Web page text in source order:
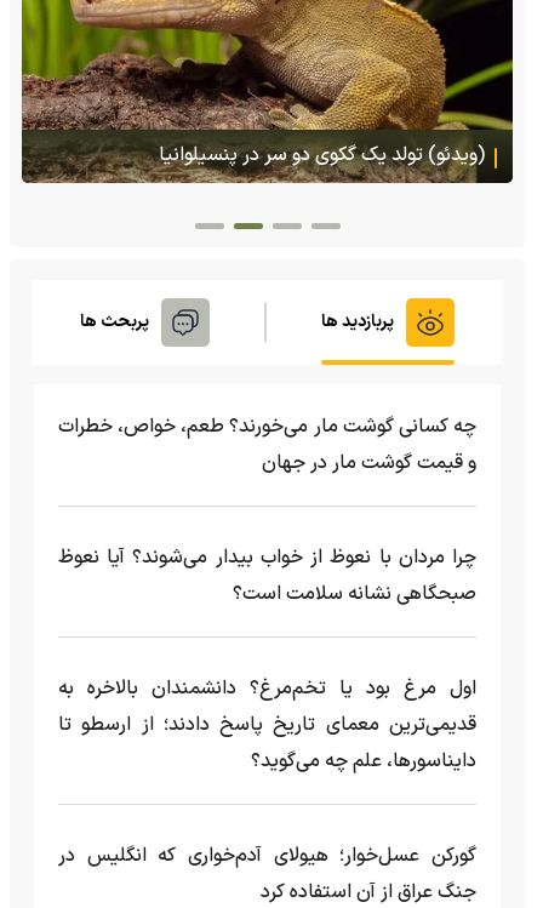
هجوم یک بزمجه غول‌پیکر به یک سوپرمارکت در تایلند
پربازدید ها پربحث ها
چه کسانی گوشت مار می‌خورند؟ طعم، خواص، خطرات
و قیمت گوشت مار در جهان
چرا مردان با نعوظ از خواب بیدار می‌شوند؟ آیا نعوظ
صبحگاهی نشانه سلامت است؟
اول مرغ بود یا تخم‌مرغ؟ دانشمندان بالاخره به
قدیمی‌ترین معمای تاریخ پاسخ دادند؛ از ارسطو تا
دایناسورها، علم چه می‌گوید؟
گورکن عسل‌خوار؛ هیولای آدم‌خواری که انگلیس در
جنگ عراق از آن استفاده کرد